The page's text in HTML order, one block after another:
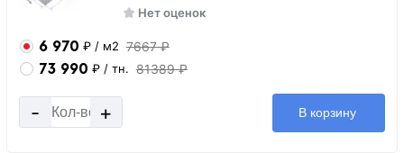
Нет оценок
6 970 ₽ / м2 7667 ₽
73 990 ₽ / тн. 81389 ₽
- + В корзину